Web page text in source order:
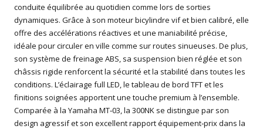
conduite équilibrée au quotidien comme lors de sorties
dynamiques. Grâce à son moteur bicylindre vif et bien calibré, elle
offre des accélérations réactives et une maniabilité précise,
idéale pour circuler en ville comme sur routes sinueuses. De plus,
son système de freinage ABS, sa suspension bien réglée et son
châssis rigide renforcent la sécurité et la stabilité dans toutes les
conditions. L’éclairage full LED, le tableau de bord TFT et les
finitions soignées apportent une touche premium à l’ensemble.
Comparée à la Yamaha MT‑03, la 300NK se distingue par son
design agressif et son excellent rapport équipement‑prix dans la